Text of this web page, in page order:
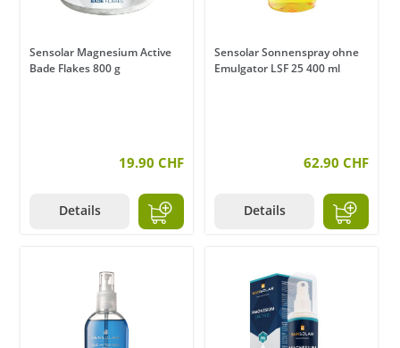
Sensolar Magnesium Active
Bade Flakes 800 g
19.90 CHF
Details
Sensolar Sonnenspray ohne
Emulgator LSF 25 400 ml
62.90 CHF
Details